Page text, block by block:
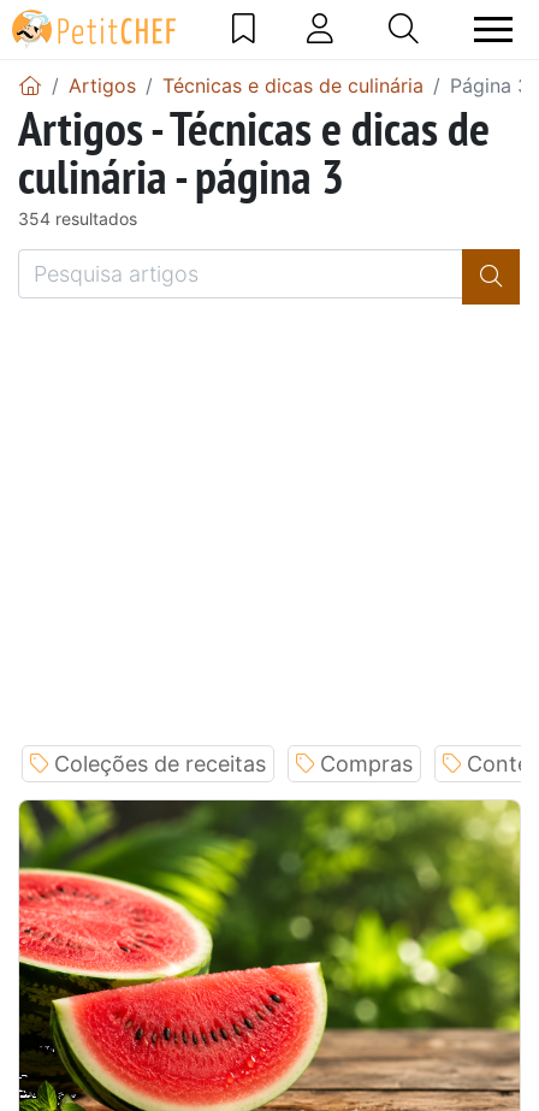
Artigos Técnicas e dicas de culinária Página 3
Artigos - Técnicas e dicas de
culinária - página 3
354 resultados
Coleções de receitas Compras